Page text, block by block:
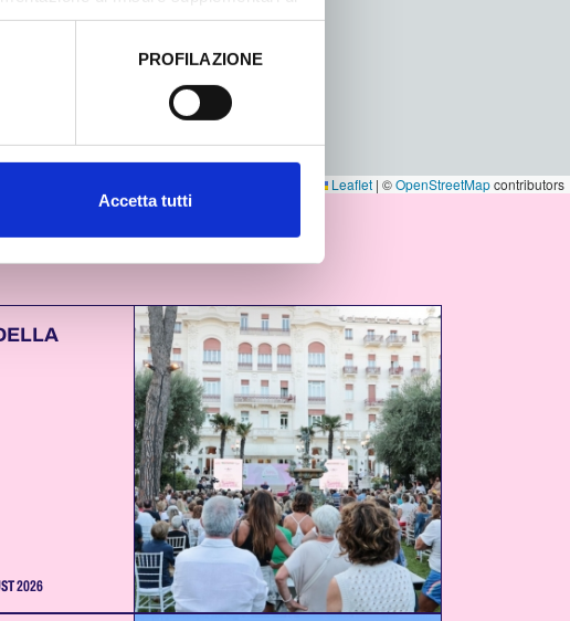
PROFILAZIONE
Accetta tutti
Leaflet | ©OpenStreetMapcontributors
2026